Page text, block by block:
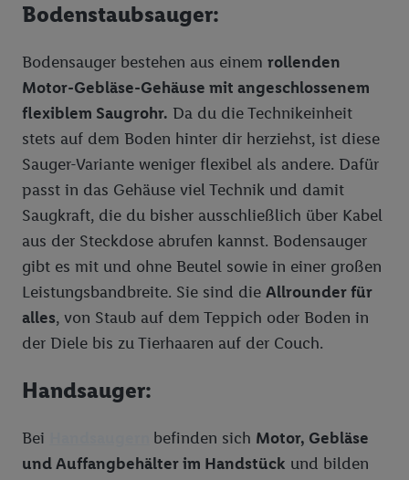
Bodenstaubsauger:
Bodensauger bestehen aus einem rollenden
Motor-Gebläse-Gehäuse mit angeschlossenem
flexiblem Saugrohr. Da du die Technikeinheit
stets auf dem Boden hinter dir herziehst, ist diese
Sauger-Variante weniger flexibel als andere. Dafür
passt in das Gehäuse viel Technik und damit
Saugkraft, die du bisher ausschließlich über Kabel
aus der Steckdose abrufen kannst. Bodensauger
gibt es mit und ohne Beutel sowie in einer großen
Leistungsbandbreite. Sie sind die Allrounder für
alles, von Staub auf dem Teppich oder Boden in
der Diele bis zu Tierhaaren auf der Couch.
Handsauger:
Bei befinden sich Motor, Gebläse
und Auffangbehälter im Handstück und bilden